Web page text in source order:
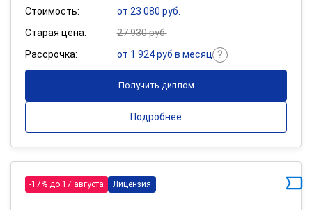
Стоимость:
от 23 080 руб.
Старая цена:
27 930 руб.
Рассрочка:
от 1 924 руб в месяц
Получить диплом
Подробнее
-17% до 17 августа Лицензия